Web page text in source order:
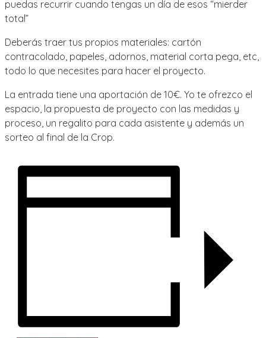
puedas recurrir cuando tengas un día de esos “mierder
total”
Deberás traer tus propios materiales: cartón
contracolado, papeles, adornos, material corta pega, etc,
todo lo que necesites para hacer el proyecto.
La entrada tiene una aportación de 10€. Yo te ofrezco el
espacio, la propuesta de proyecto con las medidas y
proceso, un regalito para cada asistente y además un
sorteo al final de la Crop.